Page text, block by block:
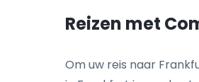
Reizen met
Om uw reis naar